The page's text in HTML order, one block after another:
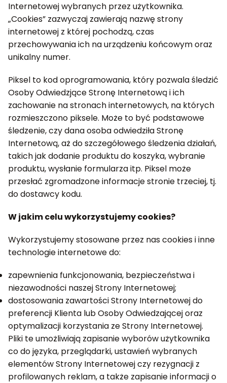
Internetowej wybranych przez użytkownika.
„Cookies” zazwyczaj zawierają nazwę strony
internetowej z której pochodzą, czas
przechowywania ich na urządzeniu końcowym oraz
unikalny numer.
Piksel to kod oprogramowania, który pozwala śledzić
Osoby Odwiedzjące Stronę Internetową i ich
zachowanie na stronach internetowych, na których
rozmieszczono piksele. Może to być podstawowe
śledzenie, czy dana osoba odwiedziła Stronę
Internetową, aż do szczegółowego śledzenia działań,
takich jak dodanie produktu do koszyka, wybranie
produktu, wysłanie formularza itp. Piksel może
przesłać zgromadzone informacje stronie trzeciej, tj.
do dostawcy kodu.
W jakim celu wykorzystujemy cookies?
Wykorzystujemy stosowane przez nas cookies i inne
technologie internetowe do:
zapewnienia funkcjonowania, bezpieczeństwa i
niezawodności naszej Strony Internetowej;
dostosowania zawartości Strony Internetowej do
preferencji Klienta lub Osoby Odwiedzającej oraz
optymalizacji korzystania ze Strony Internetowej.
Pliki te umożliwiają zapisanie wyborów użytkownika
co do języka, przeglądarki, ustawień wybranych
elementów Strony Internetowej czy rezygnacji z
profilowanych reklam, a także zapisanie informacji o